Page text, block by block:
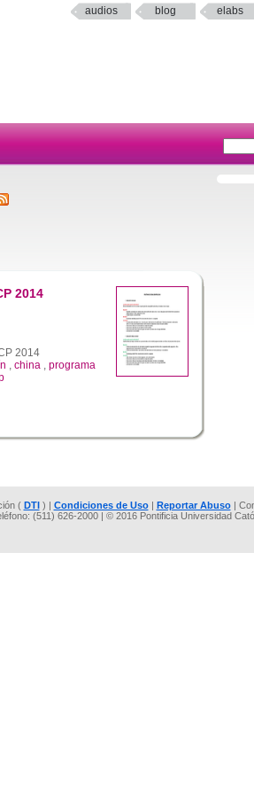
audios blog elabs
2014
2014
, china , programa
( DTI) | Condiciones de Uso| Reportar Abuso|
(511) 626-2000 | © 2016 Pontificia Universidad